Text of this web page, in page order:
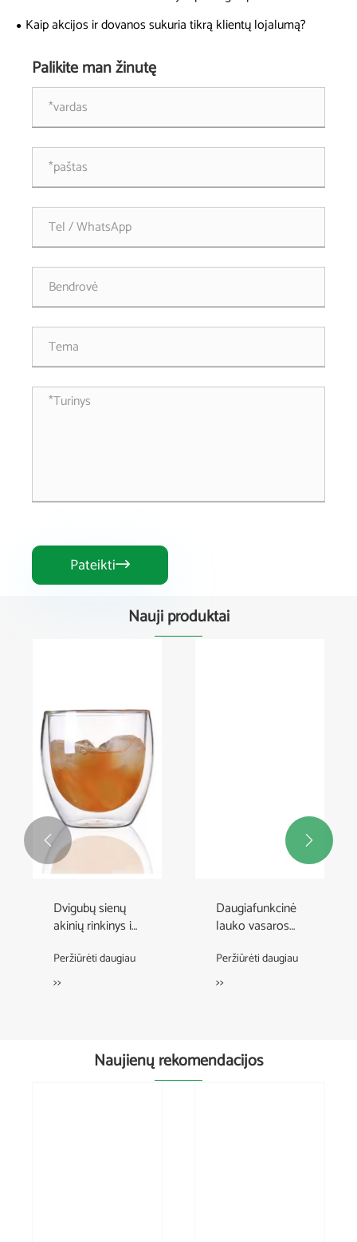
šiuolaikiškam stalui ar miegamajam?
Kaip akcijos ir dovanos sukuria tikrą klientų lojalumą?
Palikite man žinutę
Pateikti
Nauji produktai
Dvigubų sienų
akinių rinkinys iš
viskio stiklo
Peržiūrėti daugiau
>>
Daugiafunkcinė
lauko vasaros
greitai džiūsta
Peržiūrėti daugiau
>>
 
Naujienų rekomendacijos